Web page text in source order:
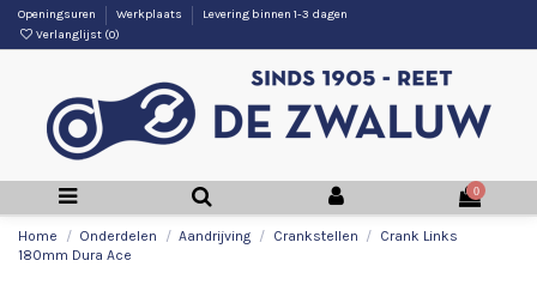
Openingsuren Werkplaats
Levering binnen 1-3 dagen
Verlanglijst (0)
0
Home Onderdelen Aandrijving Crankstellen
Crank Links
180mm Dura Ace